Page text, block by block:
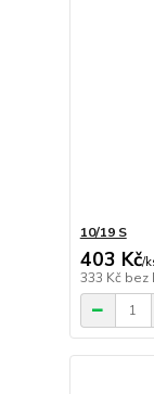
10/19 S
403 Kč/
333 Kč bez